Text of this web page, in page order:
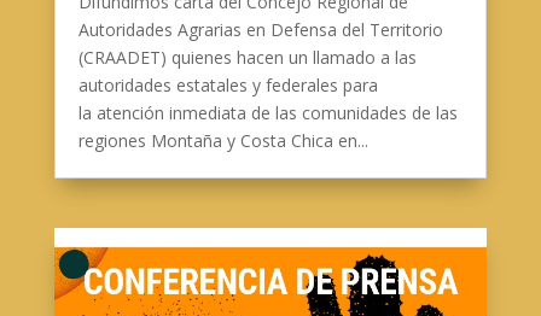
Autoridades Agrarias en Defensa del Territorio
(CRAADET) quienes hacen un llamado a las
autoridades estatales y federales para
la atención inmediata de las comunidades de las
regiones Montaña y Costa Chica en...